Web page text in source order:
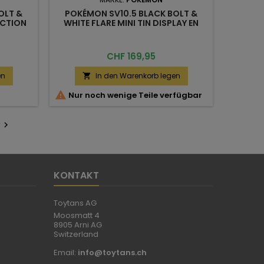
&
POKÉMON SV10.5 BLACK BOLT &
WHITE FLARE MINI TIN DISPLAY EN
Preis
CHF 169,95
 In den Warenkorb legen
 Nur noch wenige Teile verfügbar

KONTAKT
Toytans AG
Moosmatt 4
8905 Arni AG
Switzerland
Email: info@toytans.ch